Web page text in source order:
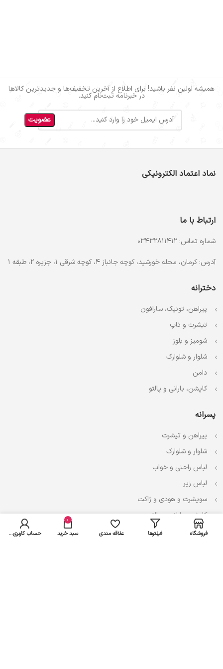
همیشه اولین نفر باشید! برای اطلاع از آخرین تخفیف‌ها و جدیدترین کالاها
در خبرنامه ثبت‌نام کنید.
نماد اعتماد الکترونیکی
ارتباط با ما
شماره تماس: 03432811412
آدرس: کرمان، محله خورشید، کوچه جانباز 4، کوچه شرقی 1، جزیره 2، طبقه 1
دخترانه
پیراهن، تونیک، سارافون
تیشرت و تاپ
شومیز و بلوز
شلوار و شلوارک
دامن
کاپشن، بارانی و پالتو
پسرانه
پیراهن و تیشرت
شلوار و شلوارک
لباس راحتی و خواب
لباس زیر
سویشرت و هودی و ژاکت
کاپشن، بارانی و پالتو
فروشگاه فیلترها علاقه مندی
0
سبد خرید حساب کاربری من